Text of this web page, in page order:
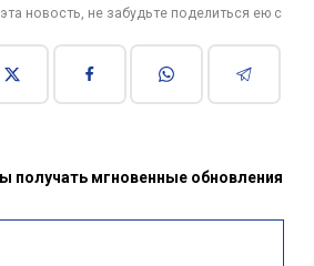
новость, не забудьте поделиться ею с
получать мгновенные обновления